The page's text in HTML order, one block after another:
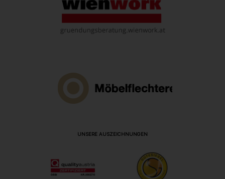
UNSERE AUSZEICHNUNGEN